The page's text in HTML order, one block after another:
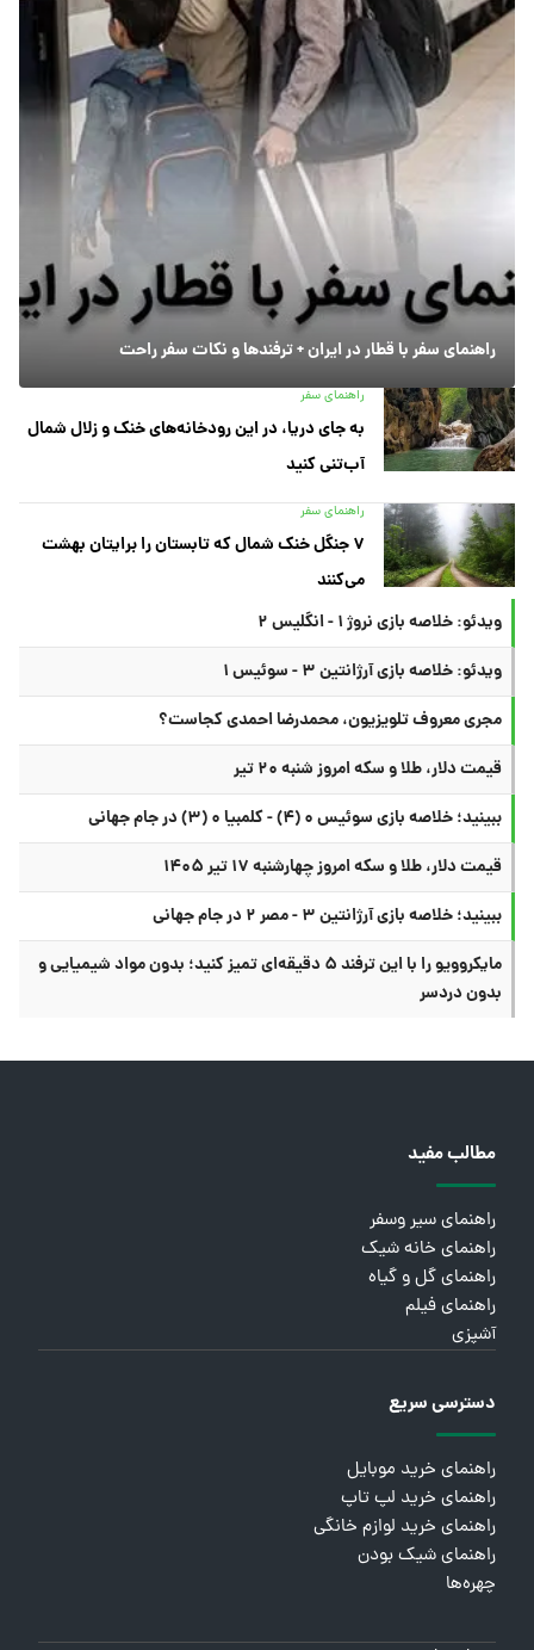
راهنمای سفر با قطار در ایران + ترفندها و نکات سفر راحت
راهنمای سفر
به جای دریا، در این رودخانه‌های خنک و زلال شمال
آب‌تنی کنید
راهنمای سفر
۷ جنگل خنک شمال که تابستان را برایتان بهشت
می‌کنند
ویدئو: خلاصه بازی نروژ ۱ - انگلیس ۲
ویدئو: خلاصه بازی آرژانتین ۳ - سوئیس ۱
مجری معروف تلویزیون، محمدرضا احمدی کجاست؟
قیمت دلار، طلا و سکه امروز شنبه ۲۰ تیر
ببینید؛ خلاصه بازی سوئیس ۰ (۴) - کلمبیا ۰ (۳) در جام جهانی
قیمت دلار، طلا و سکه امروز چهارشنبه ۱۷ تیر ۱۴۰۵
ببینید؛ خلاصه بازی آرژانتین ۳ - مصر ۲ در جام جهانی
مایکروویو را با این ترفند ۵ دقیقه‌ای تمیز کنید؛ بدون مواد شیمیایی و
بدون دردسر
مطالب مفید
راهنمای سیر وسفر
راهنمای خانه شیک
راهنمای گل و گیاه
راهنمای فیلم
آشپزی
دسترسی سریع
راهنمای خرید موبایل
راهنمای خرید لپ تاپ
راهنمای خرید لوازم خانگی
راهنمای شیک بودن
چهره‌ها